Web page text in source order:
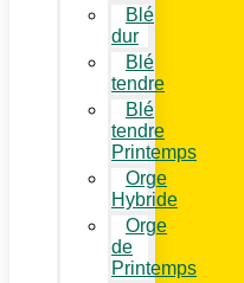
Blé
dur
Blé
tendre
Blé
tendre
Printemps
Orge
Hybride
Orge
de
Printemps